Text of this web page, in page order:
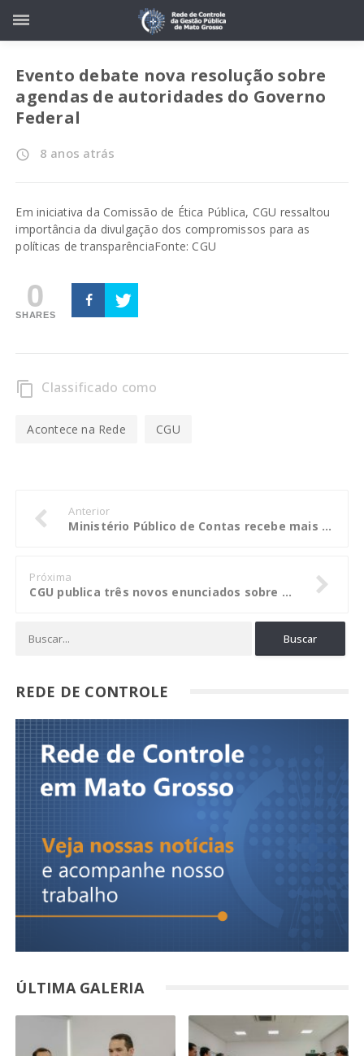
Evento debate nova resolução sobre
agendas de autoridades do Governo
Federal
access_time 8 anos atrás
Em iniciativa da Comissão de Ética Pública, CGU ressaltou
importância da divulgação dos compromissos para as
políticas de transparênciaFonte: CGU
0
SHARES
content_copy Classificado como
Acontece na Rede CGU
Anterior
Ministério Público de Contas recebe mais seis analistas de contas
Próxima
CGU publica três novos enunciados sobre matéria correicional
REDE DE CONTROLE
ÚLTIMA GALERIA